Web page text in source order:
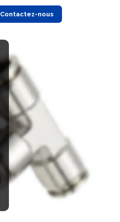
Contactez-nous